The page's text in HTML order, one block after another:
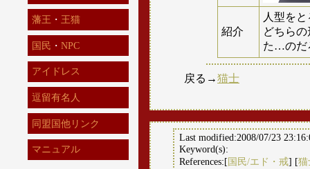
紹介
人型を
どちら
た…のだ
戻る→猫士
Last modified:2008/07/23
Keyword(s):
References:[国民/エド・戒] [猫
藩王 ・ 王猫
国民 ・ NPC
アイドレス
逗留有名人
同盟国他リンク
マニュアル